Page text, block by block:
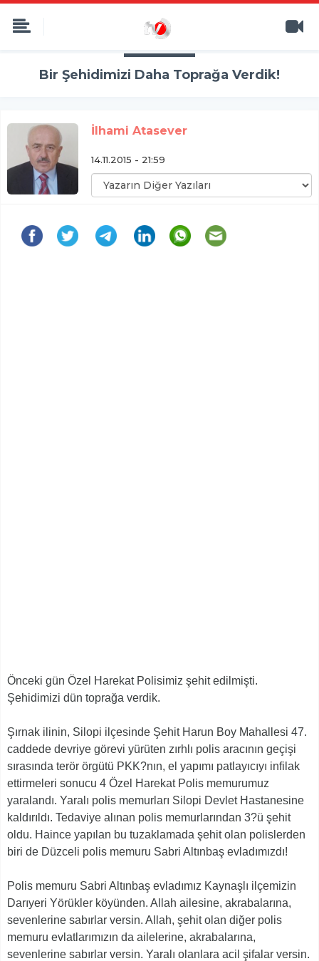
Bir Şehidimizi Daha Toprağa Verdik!
İlhami Atasever
14.11.2015 - 21:59
Önceki gün Özel Harekat Polisimiz şehit edilmişti.
Şehidimizi dün toprağa verdik.
Şırnak ilinin, Silopi ilçesinde Şehit Harun Boy Mahallesi 47.
caddede devriye görevi yürüten zırhlı polis aracının geçişi
sırasında terör örgütü PKK?nın, el yapımı patlayıcıyı infilak
ettirmeleri sonucu 4 Özel Harekat Polis memurumuz
yaralandı. Yaralı polis memurları Silopi Devlet Hastanesine
kaldırıldı. Tedaviye alınan polis memurlarından 3?ü şehit
oldu. Haince yapılan bu tuzaklamada şehit olan polislerden
biri de Düzceli polis memuru Sabri Altınbaş evladımızdı!
Polis memuru Sabri Altınbaş evladımız Kaynaşlı ilçemizin
Darıyeri Yörükler köyünden. Allah ailesine, akrabalarına,
sevenlerine sabırlar versin. Allah, şehit olan diğer polis
memuru evlatlarımızın da ailelerine, akrabalarına,
sevenlerine sabırlar versin. Yaralı olanlara acil şifalar versin.